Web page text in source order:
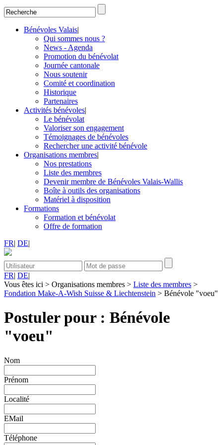
Bénévoles Valais|
Qui sommes nous ?
News - Agenda
Promotion du bénévolat
Journée cantonale
Nous soutenir
Comité et coordination
Historique
Partenaires
Activités bénévoles|
Le bénévolat
Valoriser son engagement
Témoignages de bénévoles
Rechercher une activité bénévole
Organisations membres|
Nos prestations
Liste des membres
Devenir membre de Bénévoles Valais-Wallis
Boîte à outils des organisations
Matériel à disposition
Formations
Formation et bénévolat
Offre de formation
FR| DE|
FR| DE|
Vous êtes ici > Organisations membres > Liste des membres >
Fondation Make-A-Wish Suisse & Liechtenstein > Bénévole "voeu"
Postuler pour : Bénévole
"voeu"
Nom
Prénom
Localité
EMail
Téléphone